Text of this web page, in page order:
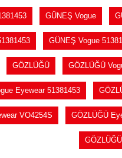
GÜNEŞ Vogue
GÜNEŞ Vogue
GÖZLÜĞÜ GÖZLÜĞÜ
Eyewear 51381453
VO4254S GÖZLÜĞÜ